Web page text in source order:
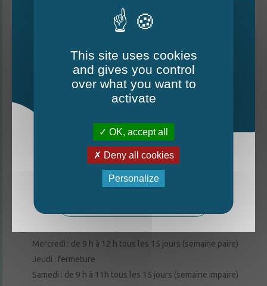
CONTACTEZ-NOUS
6 rue de la Harderie, 49220 Thorigné d’Anjou
02 41 95 32 15
Mercredi : de 9 h à 12 h tous les 15 jours (semaine paire)
Jeudi : fermeture
Samedi : de 9 h à 11h tous les 15 jours (semaine impaire)
Le Mag - édition estivale
La nouvelle édition du Mag est arrivée!
This site uses cookies
and gives you control
over what you want to
activate
OK, accept all
Deny all cookies
Personalize